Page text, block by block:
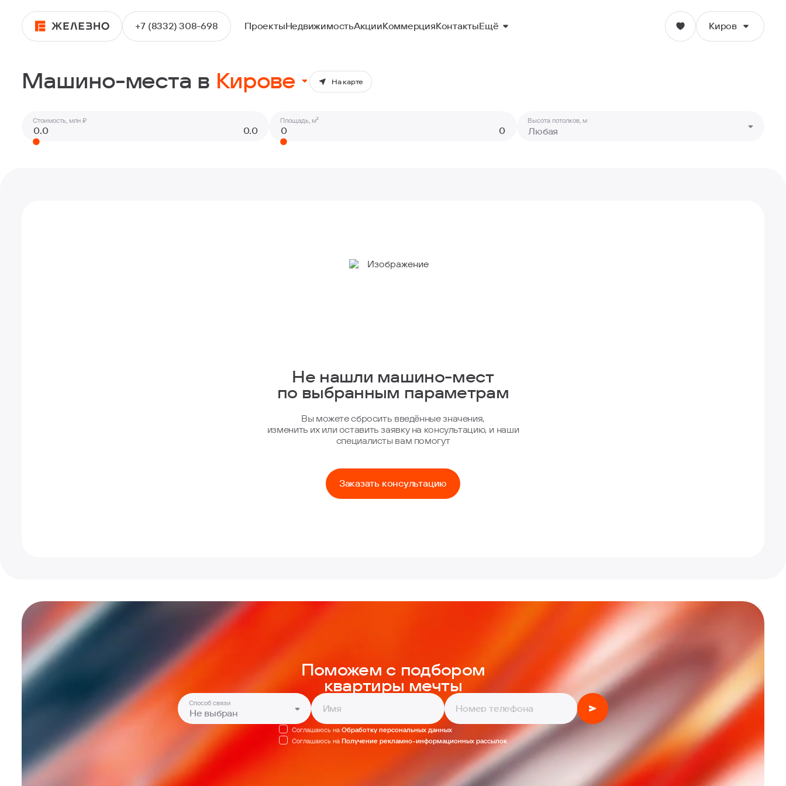
+7 (8332) 308-698 ПроектыНедвижимостьАкцииКоммерцияКонтактыЕщё Киров
Машино-место
Машино-места в Кирове На карте
Стоимость, млн ₽ Площадь, м² Высота потолков, м
Любая
Не нашли машино-мест
по выбранным параметрам
Вы можете сбросить введённые значения,
изменить их или оставить заявку на консультацию, и наши
специалисты вам помогут
Заказать консультацию
Поможем с подбором
квартиры мечты
Способ связи
Не выбран
Соглашаюсь наОбработку персональных данных
Соглашаюсь наПолучение рекламно-информационных рассылок